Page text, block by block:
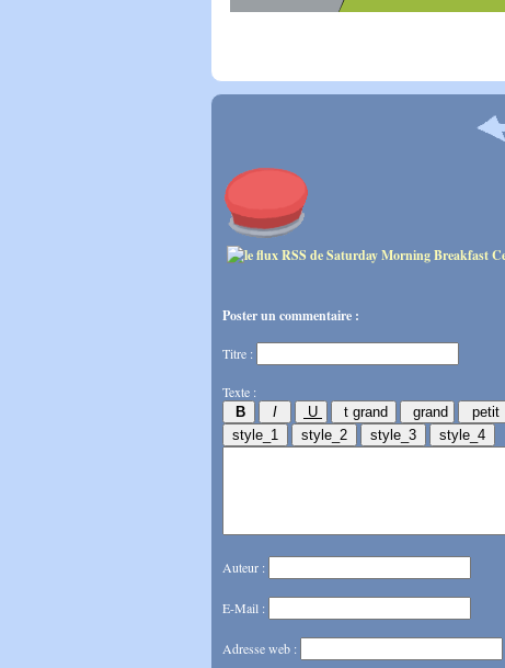
Poster un commentaire :
Titre :
Texte :
Auteur :
E-Mail :
Adresse web :